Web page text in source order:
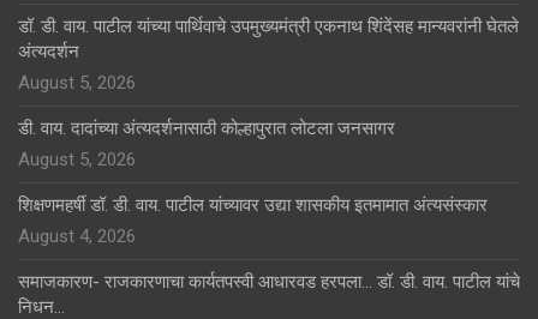
डॉ. डी. वाय. पाटील यांच्या पार्थिवाचे उपमुख्यमंत्री एकनाथ शिंदेंसह मान्यवरांनी घेतले
अंत्यदर्शन
August 5, 2026
डी. वाय. दादांच्या अंत्यदर्शनासाठी कोल्हापुरात लोटला जनसागर
August 5, 2026
शिक्षणमहर्षी डॉ. डी. वाय. पाटील यांच्यावर उद्या शासकीय इतमामात अंत्यसंस्कार
August 4, 2026
समाजकारण- राजकारणाचा कार्यतपस्वी आधारवड हरपला… डॉ. डी. वाय. पाटील यांचे
निधन…